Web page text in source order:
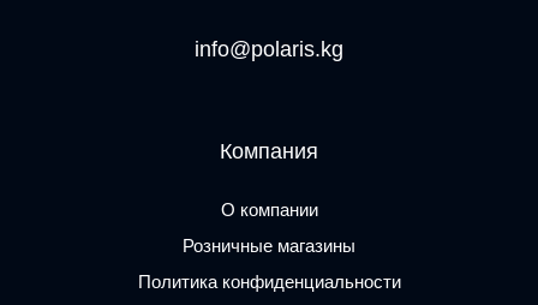
info@polaris.kg
Компания
О компании
Розничные магазины
Политика конфиденциальности